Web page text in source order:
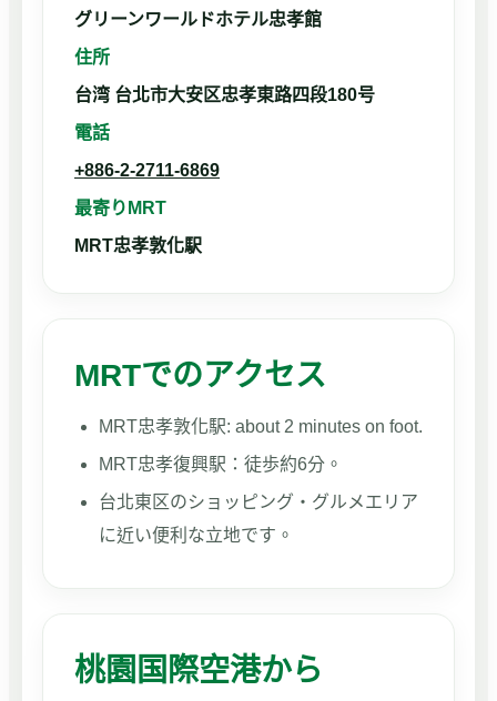
グリーンワールドホテル忠孝館
住所
台湾 台北市大安区忠孝東路四段180号
電話
+886-2-2711-6869
最寄りMRT
MRT忠孝敦化駅
MRTでのアクセス
MRT忠孝敦化駅: about 2 minutes on foot.
MRT忠孝復興駅：徒歩約6分。
台北東区のショッピング・グルメエリア
に近い便利な立地です。
桃園国際空港から